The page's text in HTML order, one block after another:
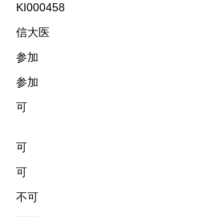
KI000458
信大医
参加
参加
可
可
可
不可